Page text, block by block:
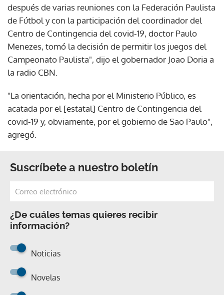
después de varias reuniones con la Federación Paulista
de Fútbol y con la participación del coordinador del
Centro de Contingencia del covid-19, doctor Paulo
Menezes, tomó la decisión de permitir los juegos del
Campeonato Paulista", dijo el gobernador Joao Doria a
la radio CBN.
"La orientación, hecha por el Ministerio Público, es
acatada por el [estatal] Centro de Contingencia del
covid-19 y, obviamente, por el gobierno de Sao Paulo",
agregó.
Suscríbete a nuestro boletín
¿De cuáles temas quieres recibir
información?
Noticias
Novelas